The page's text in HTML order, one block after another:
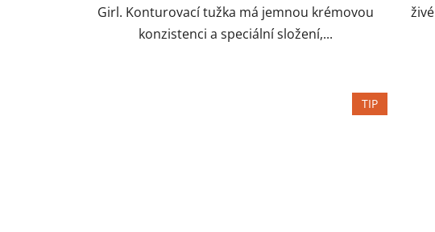
Girl. Konturovací tužka má jemnou krémovou
konzistenci a speciální složení,...
TIP